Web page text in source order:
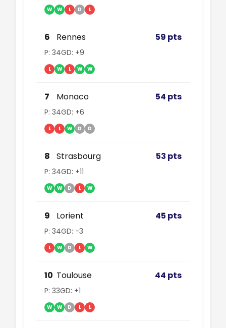
W W L D L
6 Rennes 59 pts
P: 34GD: +9
L W L W W
7 Monaco 54 pts
P: 34GD: +6
L L W D D
8 Strasbourg 53 pts
P: 34GD: +11
W W D L W
9 Lorient 45 pts
P: 34GD: -3
L W D L W
10 Toulouse 44 pts
P: 33GD: +1
W W D L L